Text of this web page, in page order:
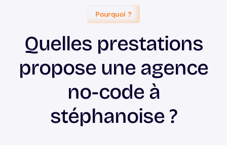
Pourquoi ?
Quelles prestations
propose une agence
no-code à
stéphanoise ?